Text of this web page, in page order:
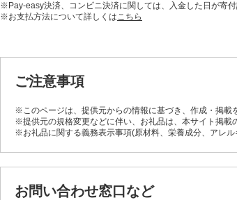
※Pay-easy決済、コンビニ決済に関しては、入金した日が寄付
※お支払方法について詳しくはこちら
ご注意事項
※このページは、提供元からの情報に基づき、作成・掲載
※提供元の規格変更などに伴い、お礼品は、本サイト掲載
※お礼品に関する義務表示事項(原材料、栄養成分、アレ
お問い合わせ窓口など